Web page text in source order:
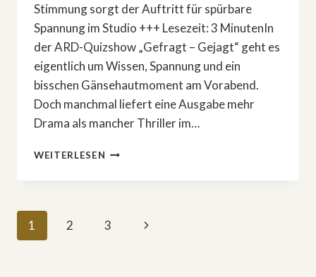
Stimmung sorgt der Auftritt für spürbare
Spannung im Studio +++ Lesezeit: 3 MinutenIn
der ARD-Quizshow „Gefragt – Gejagt“ geht es
eigentlich um Wissen, Spannung und ein
bisschen Gänsehautmoment am Vorabend.
Doch manchmal liefert eine Ausgabe mehr
Drama als mancher Thriller im…
WEITERLESEN »GEFRAGT
GEJAGT«-
LEGT
Seitennavigation
1 2 3
Nächste